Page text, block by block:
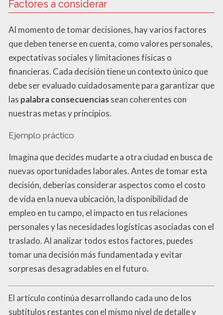
Factores a considerar
Al momento de tomar decisiones, hay varios factores
que deben tenerse en cuenta, como valores personales,
expectativas sociales y limitaciones físicas o
financieras. Cada decisión tiene un contexto único que
debe ser evaluado cuidadosamente para garantizar que
las palabra consecuenciassean coherentes con
nuestras metas y principios.
Ejemplo práctico
Imagina que decides mudarte a otra ciudad en busca de
nuevas oportunidades laborales. Antes de tomar esta
decisión, deberías considerar aspectos como el costo
de vida en la nueva ubicación, la disponibilidad de
empleo en tu campo, el impacto en tus relaciones
personales y las necesidades logísticas asociadas con el
traslado. Al analizar todos estos factores, puedes
tomar una decisión más fundamentada y evitar
sorpresas desagradables en el futuro.
El artículo continúa desarrollando cada uno de los
subtítulos restantes con el mismo nivel de detalle y